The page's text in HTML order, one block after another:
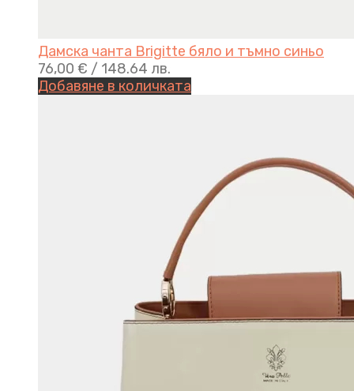
Дамска чанта Brigitte бяло и тъмно синьо
76,00 € / 148.64 лв.
Добавяне в количката